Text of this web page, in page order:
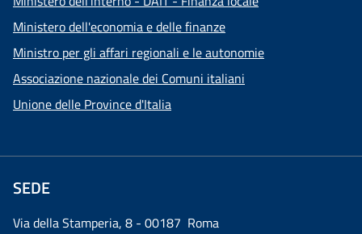
Ministero dell'economia e delle finanze
Ministro per gli affari regionali e le autonomie
Associazione nazionale dei Comuni italiani
Unione delle Province d'Italia
SEDE
Via della Stamperia, 8 - 00187 Roma